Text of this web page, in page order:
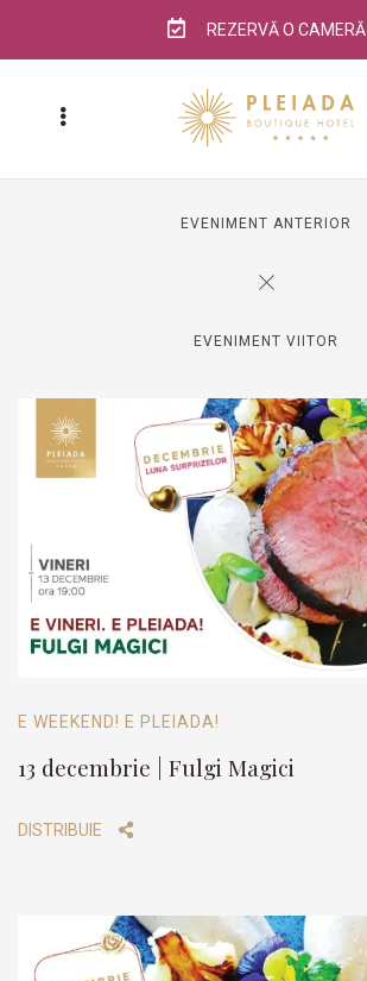
REZERVĂ O CAMERĂ
EVENIMENT ANTERIOR
EVENIMENT VIITOR
E WEEKEND! E PLEIADA!
13 decembrie | Fulgi Magici
DISTRIBUIE